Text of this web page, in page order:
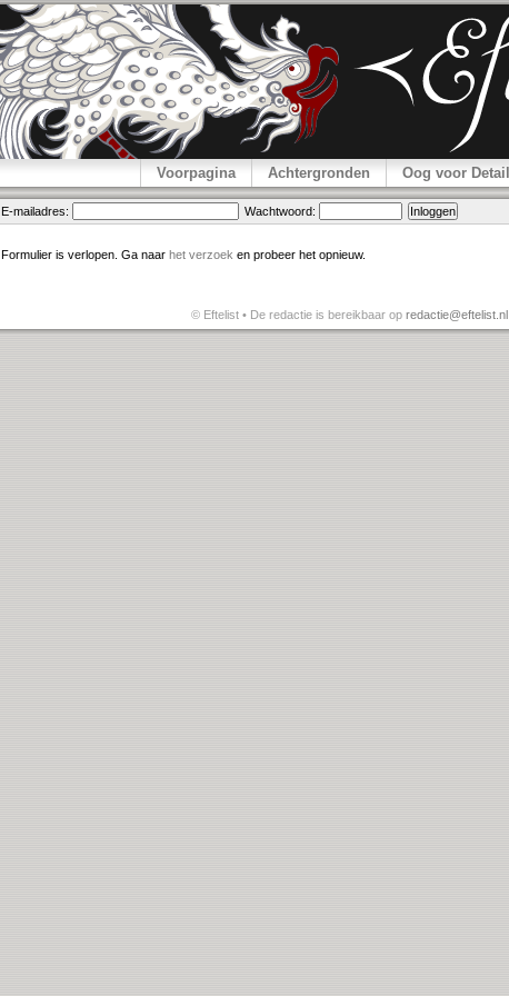
Voorpagina Achtergronden Oog voor Detail
E-mailadres: Wachtwoord:
Formulier is verlopen. Ga naar het verzoek en probeer het opnieuw.
© Eftelist • De redactie is bereikbaar op redactie@eftelist.nl